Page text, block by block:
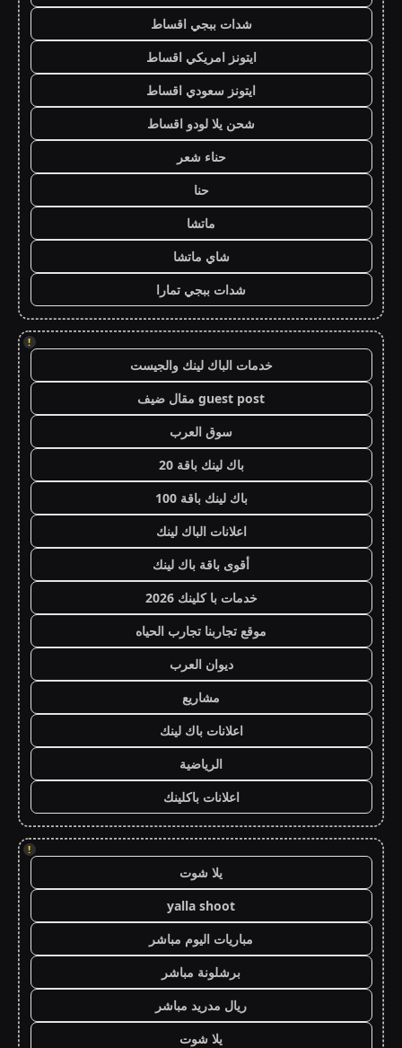
شدات ببجي اقساط
ايتونز امريكي اقساط
ايتونز سعودي اقساط
شحن يلا لودو اقساط
حناء شعر
حنا
ماتشا
شاي ماتشا
شدات ببجي تمارا
!
خدمات الباك لينك والجيست
guest post مقال ضيف
سوق العرب
باك لينك باقة 20
باك لينك باقة 100
اعلانات الباك لينك
أقوى باقة باك لينك
خدمات با كلينك 2026
موقع تجاربنا تجارب الحياه
ديوان العرب
مشاريع
اعلانات باك لينك
الرياضية
اعلانات باكلينك
!
يلا شوت
yalla shoot
مباريات اليوم مباشر
برشلونة مباشر
ريال مدريد مباشر
يلا شوت